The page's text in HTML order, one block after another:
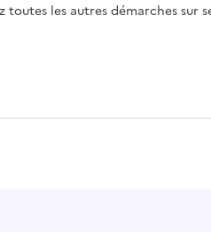
toutes les autres démarches sur